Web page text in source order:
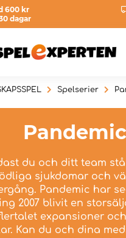
600 kr
dagar
Spelserier
Pandemic
du och ditt team
sjukdomar och
Pandemic har
2007 blivit en
expansioner
Kan du och dina